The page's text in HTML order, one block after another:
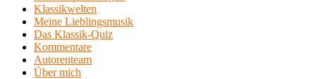
Klassikwelten
Meine Lieblingsmusik
Das Klassik-Quiz
Kommentare
Autorenteam
Über mich